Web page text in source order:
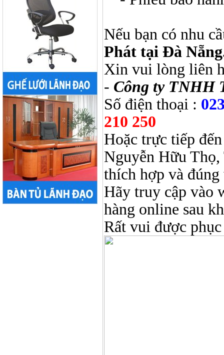
Nếu bạn có nhu
Phát tại Đà
Xin vui lòng liên
- Công ty TNHH
Số điện thoại :
210 250
Hoặc trực tiếp
Nguyễn Hữu Thọ,
thích hợp và
Hãy truy cập vào
hàng online sau
Rất vui được